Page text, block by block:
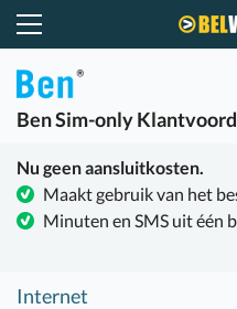
BenSim-only
Nu geen aansluitkosten.
Maakt gebruik van het
Minuten en SMS uit één
Internet